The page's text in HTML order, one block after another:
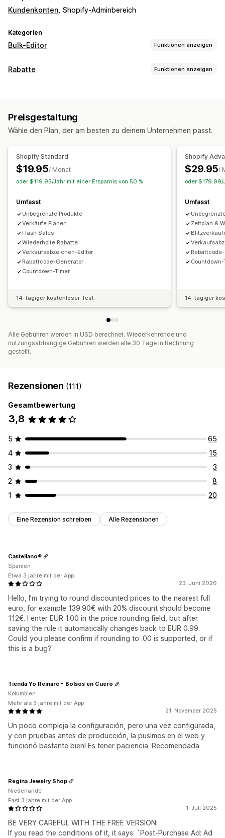
Kundenkonten Shopify-Adminbereich
Kategorien
Bulk-Editor Funktionen anzeigen
Bearbeitbare Ressourcen
Aktionen
CSV-Import und -Export
Massenbearbeitung
Rabatte Funktionen anzeigen
Großhandelspreise
Warenkorbrabatte Checkout-Rabatte
Individuelle Rabatte
Rabatte verwalten
Import und Export
Trigger und Regeln
Rabattstapelung
Automatisierungen
Targeting Geolokalisierung
Tagging
Filterung Tracking A/B-Tests
Preisgestaltung
Wähle den Plan, der am besten zu deinem Unternehmen passt.
Shopify Standard
$19.95/ Monat
oder $119.95/Jahr mit einer Ersparnis von 50 %
Umfasst
Unbegrenzte Produkte
Verkäufe Planen
Flash Sales
Wiederholte Rabatte
Verkaufsabzeichen-Editor
Rabattcode-Generator
Countdown-Timer
14-tägiger kostenloser Test
Shopify
$29.95/
oder $179.99/
Umfasst
Zeitplan &
Countdown-
14-tägiger
Alle Gebühren werden in USD berechnet. Wiederkehrende und
nutzungsabhängige Gebühren werden alle 30 Tage in Rechnung
gestellt.
Rezensionen (111)
Gesamtbewertung
3,8
5
65
4
15
3
3
2
8
1
20
Eine Rezension schreiben Alle Rezensionen
23. Juni 2026
Hello, I’m trying to round discounted prices to the nearest full
euro, for example 139.90€ with 20% discount should become
112€. I enter EUR 1.00 in the price rounding field, but after
saving the rule it automatically changes back to EUR 0.99.
Could you please confirm if rounding to .00 is supported, or if
this is a bug?
Castellano®
Spanien
Etwa 3 jahre mit der App
21. November 2025
Un poco compleja la configuración, pero una vez configurada,
y con pruebas antes de producción, la pusimos en el web y
funcionó bastante bien! Es tener paciencia. Recomendada
Tienda Yo Reinaré - Bolsos en Cuero
Kolumbien
Mehr als 3 jahre mit der App
1. Juli 2025
BE VERY CAREFUL WITH THE FREE VERSION:
If you read the conditions of it, it says: `Post-Purchase Ad: Ad
Regina Jewelry Shop
Niederlande
Fast 3 jahre mit der App